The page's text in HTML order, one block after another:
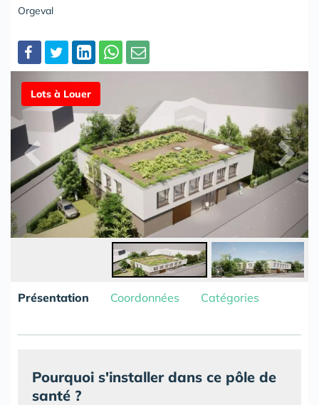
Orgeval
Partager
Lots à Louer
Présentation Coordonnées Catégories
Pourquoi s'installer dans ce pôle de
santé ?